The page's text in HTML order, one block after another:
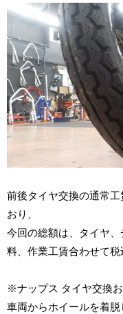
前後タイヤ交換の通常
おり、
今回の総額は、タイヤ
料、作業工賃合わせて
※ナップス タイヤ交換
車両からホイールを着